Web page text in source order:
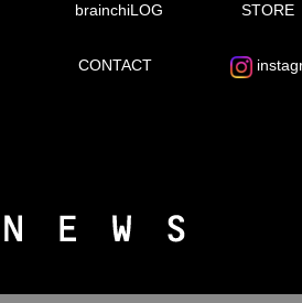
brainchiLOG STORE
CONTACT